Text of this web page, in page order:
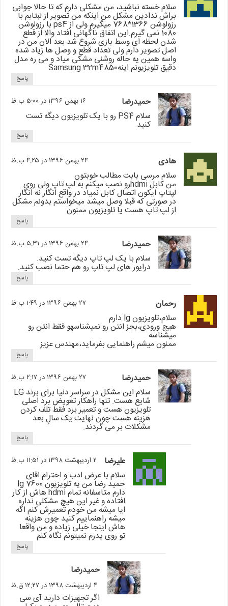
سلام خسته نباشید، من مشکلی دارم که تا حالا جوابی
براش ندادین مشکل من اینکه من تصویر از لبتابم با
رزولوشن 1366*768 میگیرم ولی از ps4 با رزولوشن
1080 نمی گیرم.این اتفاق ناگهانی افتاد والا از قطع
شدن لحظه ای وسط بازی شروع شد بعد الان من در
اصل تصویر دارم ولی تعداد قطع و وصل ها زیاد شده
واسه همین یه حاله روشنی مشکی میاد و می ره مدل
دقیق تلویزیونم اینهSamsung 32m4850
پاسخ
حمیدرضا ۱۶ بهمن ۱۳۹۶ در ۵:۰۰ ب.ظ
سلام PS4 رو با یک تلویزیون دیگه تست
کنید.
پاسخ
هادی ۲۴ بهمن ۱۳۹۶ در ۴:۲۵ ب.ظ
سلام مرسی بابت مطالب خوبتون
من کابل hdmiرو نصب میکنم به لپ تاپ ولی روی
لپتاپ ایکون اتصال کابل نمیاد در واقع انگار نه انگار
در صورتی که قبلا وصل میشد میخواستم بدونم مشکل
از لپ تاپ هست یا تلویزیون ممنون
پاسخ
حمیدرضا ۲۴ بهمن ۱۳۹۶ در ۵:۳۱ ب.ظ
سلام با یک لپ تاپ دیگه تست کنید.
درایور های لپ تاپ رو هم حتما نصب کنید.
پاسخ
رحمان ۲۷ بهمن ۱۳۹۶ در ۱:۴۹ ب.ظ
سلام،تلویزیون lg دارم
هیچ ورودی،بجز انتن رو نمیشناسهو فقط انتن رو
میشناسه
ممنون میشم راهنمایی بفرماید،مهندس عزیز
پاسخ
حمیدرضا ۲۷ بهمن ۱۳۹۶ در ۲:۱۷ ب.ظ
سلام این مشکل در سراسر دنیا برای برند LG
شایع هست. تنها راهکار تعویض برد اصلی
تلویزیون هست و تعمیر برد فقط تلف کردن
هزینه هست چون نهایت یک سالِ بعد
مشکلات بر می گردند.
پاسخ
علیرضا ۲ اردیبهشت ۱۳۹۸ در ۱۱:۵۱ ب.ظ
سلام با عرض ادب و احترام اقای
حمید رضا من یه تلویزیون lg 7600
دارم متاسفانه تمام hdmi هاش از کار
افتاده و غیر این هیچ مشکلی نداره
ایا میشه من خودم تعمیرش کنم اگه
میشه راهنماییم کنید چون هزینه
هاش اینجا خیلی زیاده و من واقعا
تو روی پدرم نمیتونم نگاه کنم
پاسخ
حمیدرضا
۴ اردیبهشت ۱۳۹۸ در ۱۲:۲۷ ق.ظ
اگر تجهیزات دارید آی سی